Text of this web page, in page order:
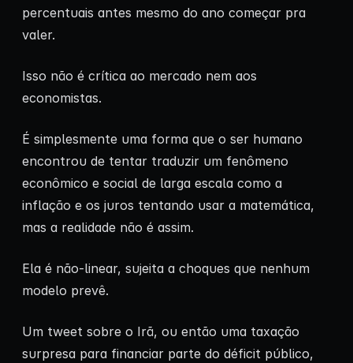
percentuais antes mesmo do ano começar pra
valer.
Isso não é crítica ao mercado nem aos
economistas.
É simplesmente uma forma que o ser humano
encontrou de tentar traduzir um fenômeno
econômico e social de larga escala como a
inflação e os juros tentando usar a matemática,
mas a realidade não é assim.
Ela é não-linear, sujeita a choques que nenhum
modelo prevê.
Um tweet sobre o Irã, ou então uma taxação
surpresa para financiar parte do déficit público,